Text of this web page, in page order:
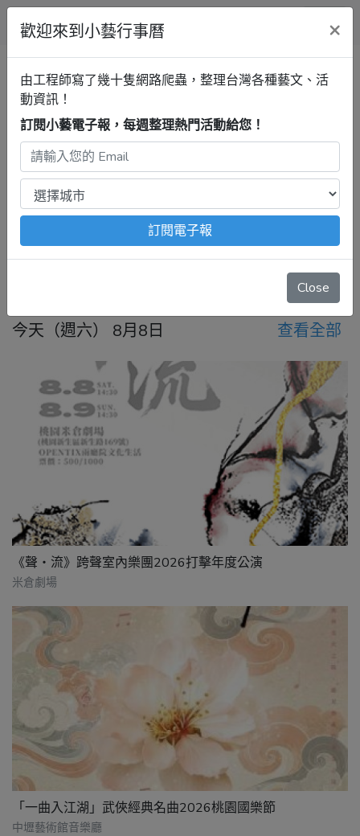
小藝行事曆
全部 展覽 音樂 戲劇 講座 清單
桃園行事曆 音樂 最新活動
2026年8月8日 – 8月14日
注意：出發前請去官網再次確認！
本站內容由程式自動抓
取，沒有算到疫情影響、例行休館日、國定假日、移師外地
今天（週六） 8月8日 查看全部
《聲・流》跨聲室內樂團2026打擊年度公演
米倉劇場
「一曲入江湖」武俠經典名曲2026桃園國樂節
中壢藝術館音樂廳
歡迎來到小藝行事曆 ×
由工程師寫了幾十隻網路爬蟲，整理台灣各種藝文、活
動資訊！
訂閱小藝電子報，每週整理熱門活動給您！
訂閱電子報
Close